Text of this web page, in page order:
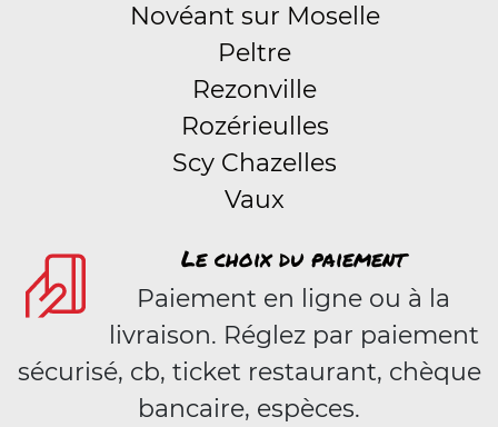
Novéant sur Moselle
Peltre
Rezonville
Rozérieulles
Scy Chazelles
Vaux
Le choix du paiement
Paiement en ligne ou à la
livraison. Réglez par paiement
sécurisé, cb, ticket restaurant, chèque
bancaire, espèces.